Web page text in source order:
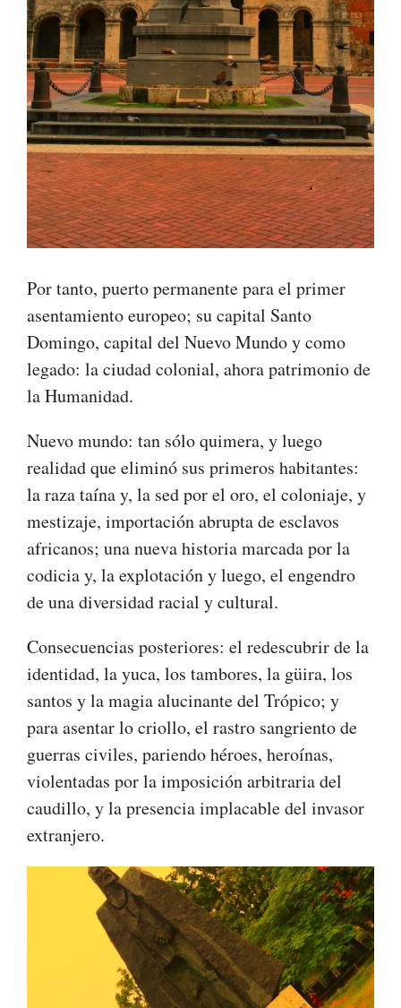
Por tanto, puerto permanente para el primer
asentamiento europeo; su capital Santo
Domingo, capital del Nuevo Mundo y como
legado: la ciudad colonial, ahora patrimonio de
la Humanidad.
Nuevo mundo: tan sólo quimera, y luego
realidad que eliminó sus primeros habitantes:
la raza taína y, la sed por el oro, el coloniaje, y
mestizaje, importación abrupta de esclavos
africanos; una nueva historia marcada por la
codicia y, la explotación y luego, el engendro
de una diversidad racial y cultural.
Consecuencias posteriores: el redescubrir de la
identidad, la yuca, los tambores, la güira, los
santos y la magia alucinante del Trópico; y
para asentar lo criollo, el rastro sangriento de
guerras civiles, pariendo héroes, heroínas,
violentadas por la imposición arbitraria del
caudillo, y la presencia implacable del invasor
extranjero.